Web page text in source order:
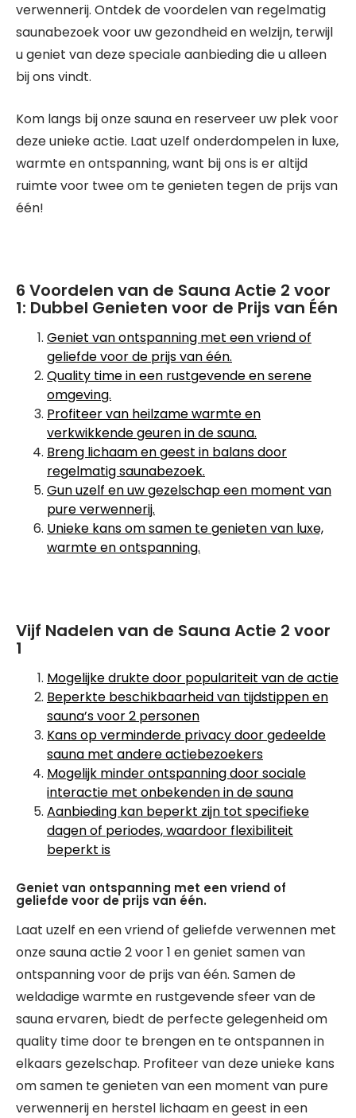
verwennerij. Ontdek de voordelen van regelmatig
saunabezoek voor uw gezondheid en welzijn, terwijl
u geniet van deze speciale aanbieding die u alleen
bij ons vindt.
Kom langs bij onze sauna en reserveer uw plek voor
deze unieke actie. Laat uzelf onderdompelen in luxe,
warmte en ontspanning, want bij ons is er altijd
ruimte voor twee om te genieten tegen de prijs van
één!
6 Voordelen van de Sauna Actie 2 voor
1: Dubbel Genieten voor de Prijs van Één
Geniet van ontspanning met een vriend of
geliefde voor de prijs van één.
Quality time in een rustgevende en serene
omgeving.
Profiteer van heilzame warmte en
verkwikkende geuren in de sauna.
Breng lichaam en geest in balans door
regelmatig saunabezoek.
Gun uzelf en uw gezelschap een moment van
pure verwennerij.
Unieke kans om samen te genieten van luxe,
warmte en ontspanning.
Vijf Nadelen van de Sauna Actie 2 voor
1
Mogelijke drukte door populariteit van de actie
Beperkte beschikbaarheid van tijdstippen en
sauna’s voor 2 personen
Kans op verminderde privacy door gedeelde
sauna met andere actiebezoekers
Mogelijk minder ontspanning door sociale
interactie met onbekenden in de sauna
Aanbieding kan beperkt zijn tot specifieke
dagen of periodes, waardoor flexibiliteit
beperkt is
Geniet van ontspanning met een vriend of
geliefde voor de prijs van één.
Laat uzelf en een vriend of geliefde verwennen met
onze sauna actie 2 voor 1 en geniet samen van
ontspanning voor de prijs van één. Samen de
weldadige warmte en rustgevende sfeer van de
sauna ervaren, biedt de perfecte gelegenheid om
quality time door te brengen en te ontspannen in
elkaars gezelschap. Profiteer van deze unieke kans
om samen te genieten van een moment van pure
verwennerij en herstel lichaam en geest in een